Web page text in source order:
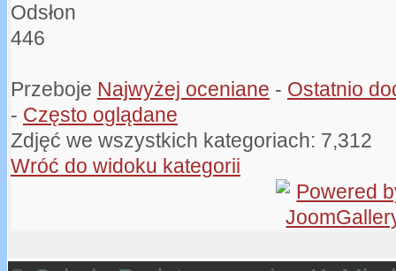
Odsłon
446
Przeboje Najwyżej oceniane - Ostatnio
- Często oglądane
Zdjęć we wszystkich kategoriach: 7,312
Wróć do widoku kategorii